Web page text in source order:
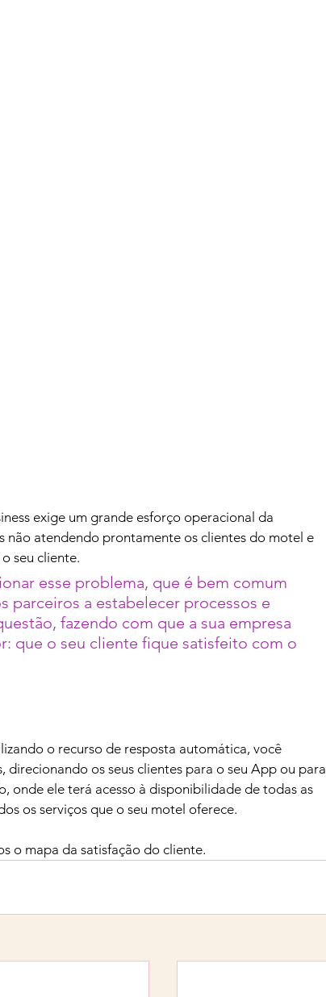
exige um grande esforço operacional da
não atendendo prontamente os clientes do motel e
seu cliente.
esse problema, que é bem comum
parceiros a estabelecer processos e
fazendo com que a sua empresa
que o seu cliente fique satisfeito com o
o recurso de resposta automática, você
direcionando os seus clientes para o seu App ou para
onde ele terá acesso à disponibilidade de todas as
os serviços que o seu motel oferece.
o mapa da satisfação do cliente.